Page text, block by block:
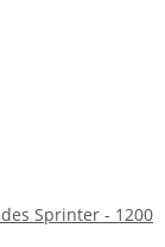
Sprinter - 1200